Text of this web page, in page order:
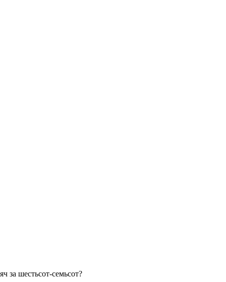
за шестьсот-семьсот?